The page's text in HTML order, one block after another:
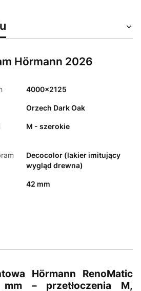
Hörmann 2026
4000x2125
Orzech Dark Oak
M - szerokie
Decocolor (lakier imitujący
wygląd drewna)
42 mm
Hörmann RenoMatic
– przetłoczenia M,